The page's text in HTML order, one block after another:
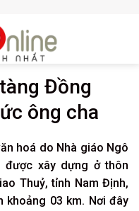
Đồng
ông cha
hoá do Nhà giáo Ngô
được xây dựng ở thôn
Thuỷ, tỉnh Nam Định,
khoảng 03 km. Nơi đây